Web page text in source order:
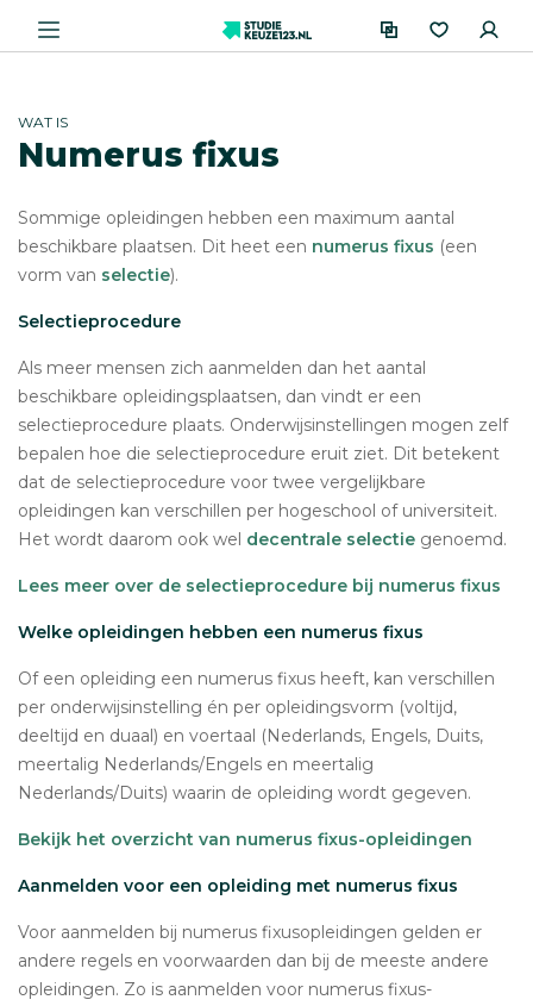
WAT IS
Numerus fixus
Sommige opleidingen hebben een maximum aantal
beschikbare plaatsen. Dit heet een numerus fixus (een
vorm van selectie).
Selectieprocedure
Als meer mensen zich aanmelden dan het aantal
beschikbare opleidingsplaatsen, dan vindt er een
selectieprocedure plaats. Onderwijsinstellingen mogen zelf
bepalen hoe die selectieprocedure eruit ziet. Dit betekent
dat de selectieprocedure voor twee vergelijkbare
opleidingen kan verschillen per hogeschool of universiteit.
Het wordt daarom ook wel decentrale selectie genoemd.
Lees meer over de selectieprocedure bij numerus fixus
Welke opleidingen hebben een numerus fixus
Of een opleiding een numerus fixus heeft, kan verschillen
per onderwijsinstelling én per opleidingsvorm (voltijd,
deeltijd en duaal) en voertaal (Nederlands, Engels, Duits,
meertalig Nederlands/Engels en meertalig
Nederlands/Duits) waarin de opleiding wordt gegeven.
Bekijk het overzicht van numerus fixus-opleidingen
Aanmelden voor een opleiding met numerus fixus
Voor aanmelden bij numerus fixusopleidingen gelden er
andere regels en voorwaarden dan bij de meeste andere
opleidingen. Zo is aanmelden voor numerus fixus-